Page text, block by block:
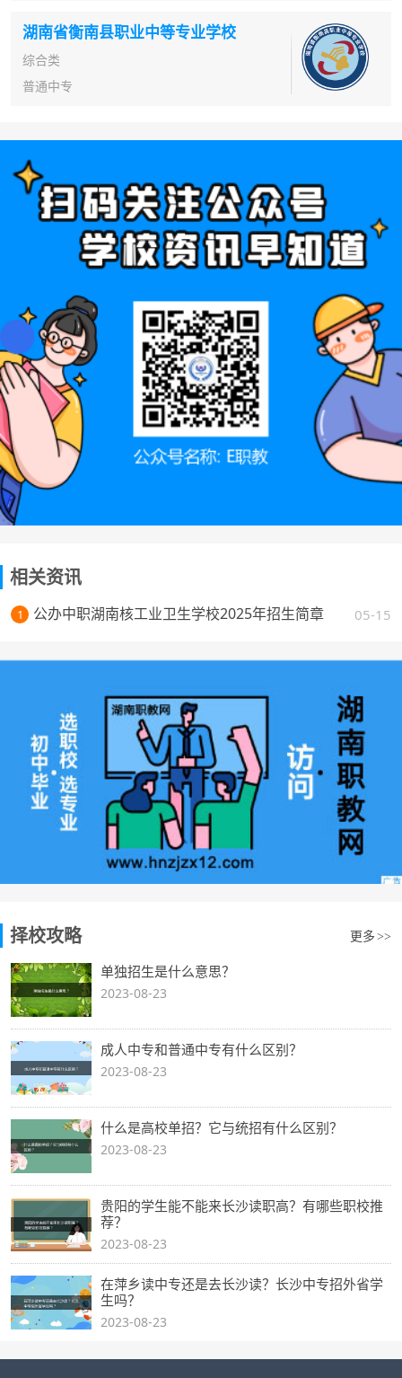
湖南省衡南县职业中等专业学校
综合类
普通中专
相关资讯
1 05-15
公办中职湖南核工业卫生学校2025年招生简章
择校攻略 更多 >>
单独招生是什么意思？
2023-08-23
成人中专和普通中专有什么区别？
2023-08-23
什么是高校单招？它与统招有什么区别？
2023-08-23
贵阳的学生能不能来长沙读职高？有哪些职校推
荐？
2023-08-23
在萍乡读中专还是去长沙读？长沙中专招外省学
生吗？
2023-08-23